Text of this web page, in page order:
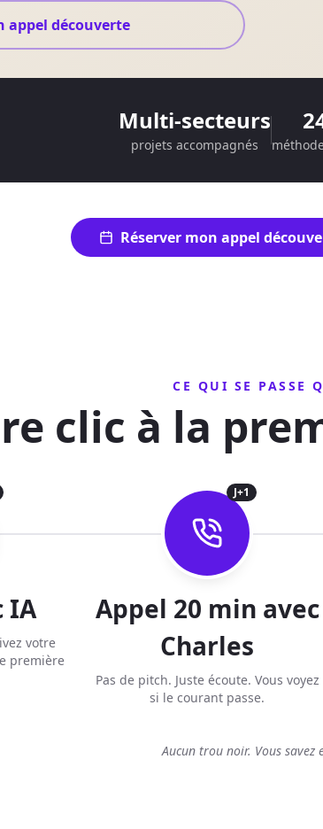
appel découverte
Multi-secteurs
projets accompagnés
Réserver mon appel
CE QUI SE PASSE
clic à la
IA
votre
première
J+1
Appel 20 min avec
Charles
Pas de pitch. Juste écoute. Vous voyez
si le courant passe.
Aucun trou noir. Vous